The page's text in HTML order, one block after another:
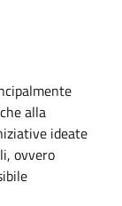
alla
ideate
ovvero